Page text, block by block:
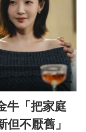
牛「把家庭
不厭舊」